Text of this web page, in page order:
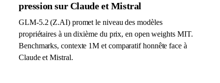
pression sur Claude et Mistral
GLM-5.2 (Z.AI) promet le niveau des modèles
propriétaires à un dixième du prix, en open weights MIT.
Benchmarks, contexte 1M et comparatif honnête face à
Claude et Mistral.